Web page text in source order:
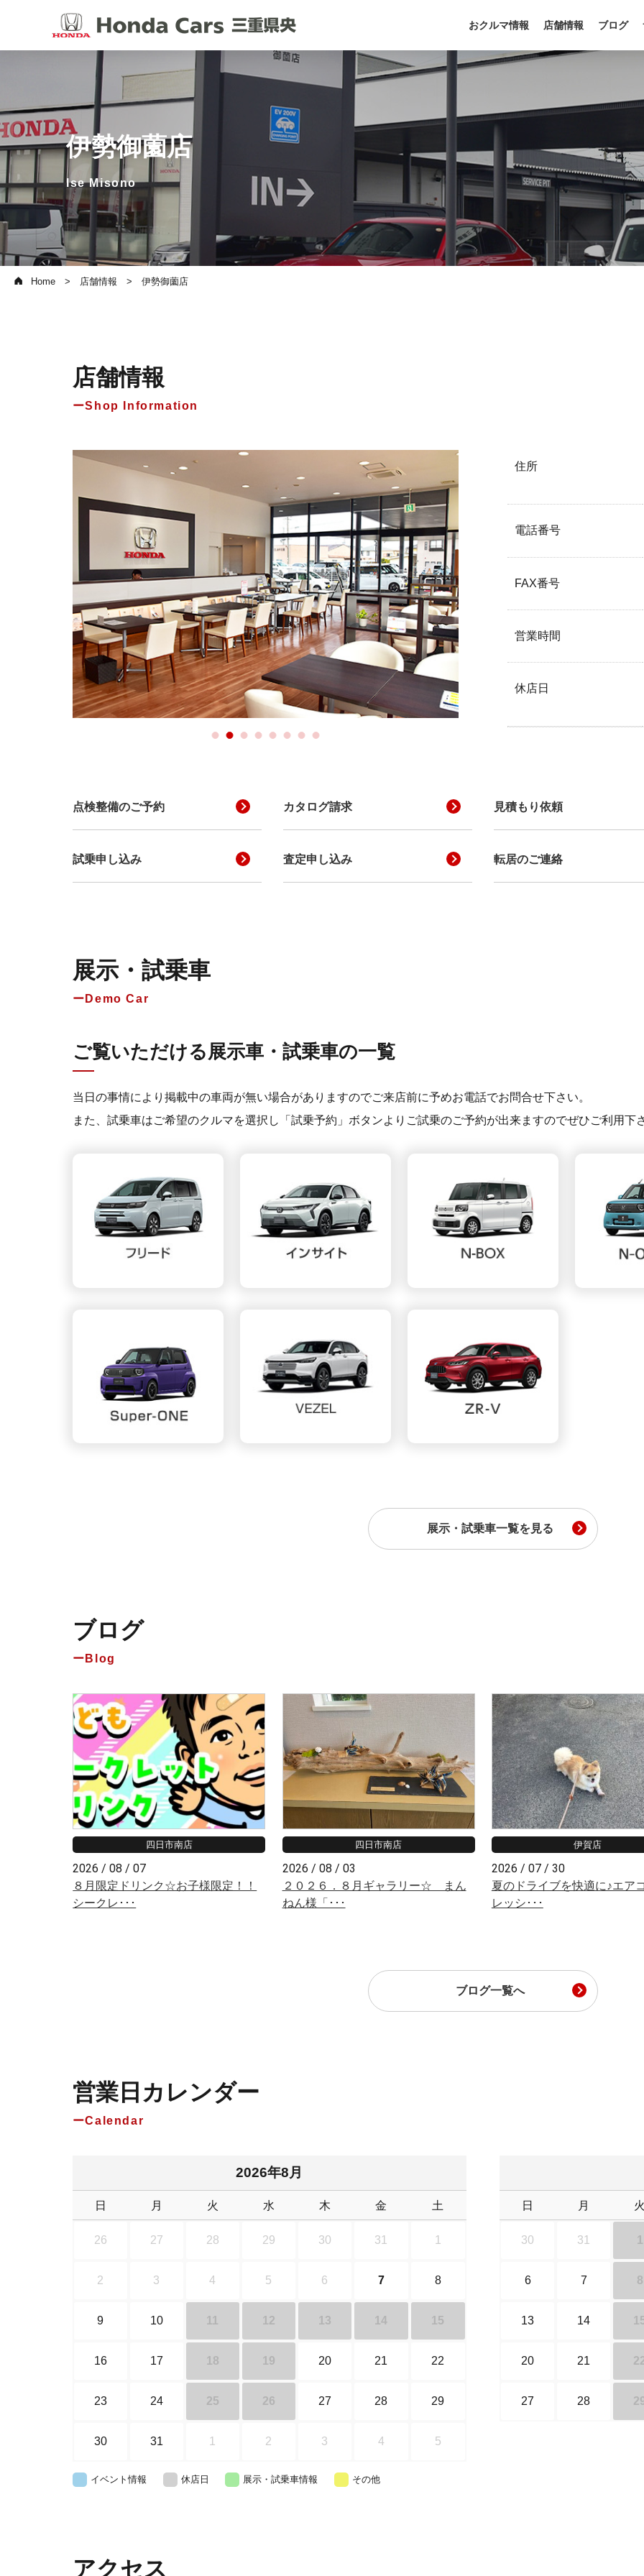
おクルマ情報 店舗情報 ブログ
伊勢御薗店
Ise Misono
Home 店舗情報 伊勢御薗店
店舗情報
Shop Information
住所
電話番号
FAX番号
営業時間
休店日
点検整備のご予約 カタログ請求 見積もり依頼
試乗申し込み 査定申し込み 転居のご連絡
展示・試乗車
Demo Car
ご覧いただける展示車・試乗車の一覧
当日の事情により掲載中の車両が無い場合がありますのでご来店前に予めお電話でお問合せ下さい。
また、試乗車はご希望のクルマを選択し「試乗予約」ボタンよりご試乗のご予約が出来ますのでぜひご利用下
展示・試乗車一覧を見る
ブログ
Blog
四日市南店
2026 / 08 / 07
８月限定ドリンク☆お子様限定！！
シークレ･･･
四日市南店
2026 / 08 / 03
２０２６．８月ギャラリー☆ まん
ねん様「･･･
伊賀店
2026 / 07 / 30
夏のドライブを快適に♪エア
レッシ･･･
ブログ一覧へ
営業日カレンダー
Calendar
2026年8月
日 月 火 水 木 金 土
26 27 28 29 30 31 1
2 3 4 5 6 7 8
9 10 11 12 13 14 15
16 17 18 19 20 21 22
23 24 25 26 27 28 29
30 31 1 2 3 4 5
日 月
30 31 1
6 7 8
13 14
20 21
27 28
イベント情報 休店日 展示・試乗車情報 その他
アクセス